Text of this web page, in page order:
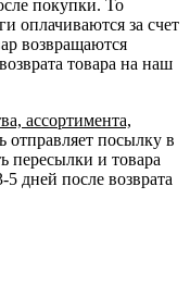
покупки. То
оплачиваются за счет
возвращаются
товара на наш
ассортимента,
отправляет посылку в
пересылки и товара
дней после возврата